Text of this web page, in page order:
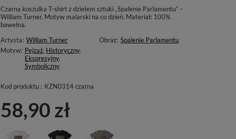
Czarna koszulka T-shirt z dziełem sztuki „Spalenie Parlamentu” –
William Turner. Motyw malarski na co dzień. Materiał: 100%
bawełna.
Artysta: William Turner Obraz: Spalenie Parlamentu
Motyw: Pejzaż, Historyczny,
Ekspresyjny,
Symboliczny
Kod produktu : KZN0314 czarna
58,90 zł